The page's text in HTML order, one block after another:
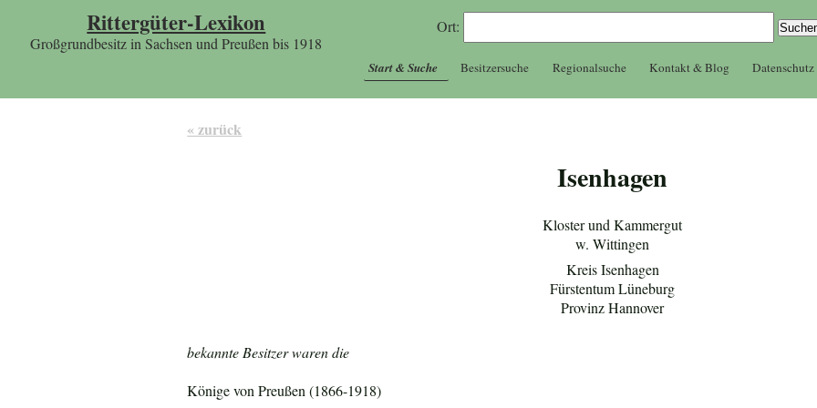
Rittergüter-Lexikon
Großgrundbesitz in Sachsen und Preußen bis 1918
Ort:
Start & Suche Besitzersuche Regionalsuche Kontakt & Blog Datenschutz
« zurück
Isenhagen
Kloster und Kammergut
w. Wittingen
Kreis Isenhagen
Fürstentum Lüneburg
Provinz Hannover
bekannte Besitzer waren die
Könige von Preußen (1866-1918)